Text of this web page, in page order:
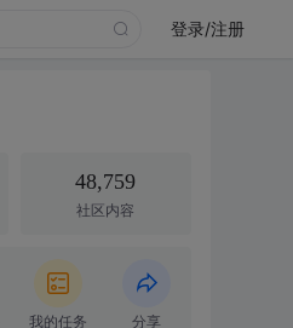
登录/注册
48,759
社区内容
我的任务 分享